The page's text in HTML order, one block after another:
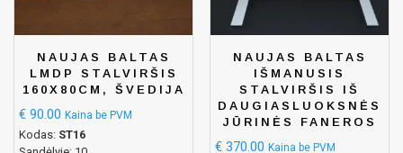
NAUJAS BALTAS
LMDP STALVIRŠIS
160X80CM, ŠVEDIJA
€ 90.00 Kaina be PVM
Kodas: ST16
NAUJAS BALTAS
IŠMANUSIS
STALVIRŠIS IŠ
DAUGIASLUOKSNĖS
JŪRINĖS FANEROS
€ 370.00 Kaina be PVM